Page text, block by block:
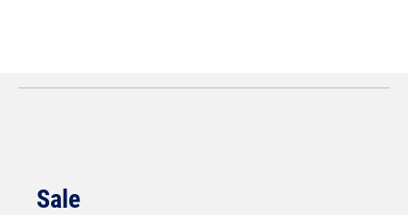
Produktgalerie überspringen
Sale